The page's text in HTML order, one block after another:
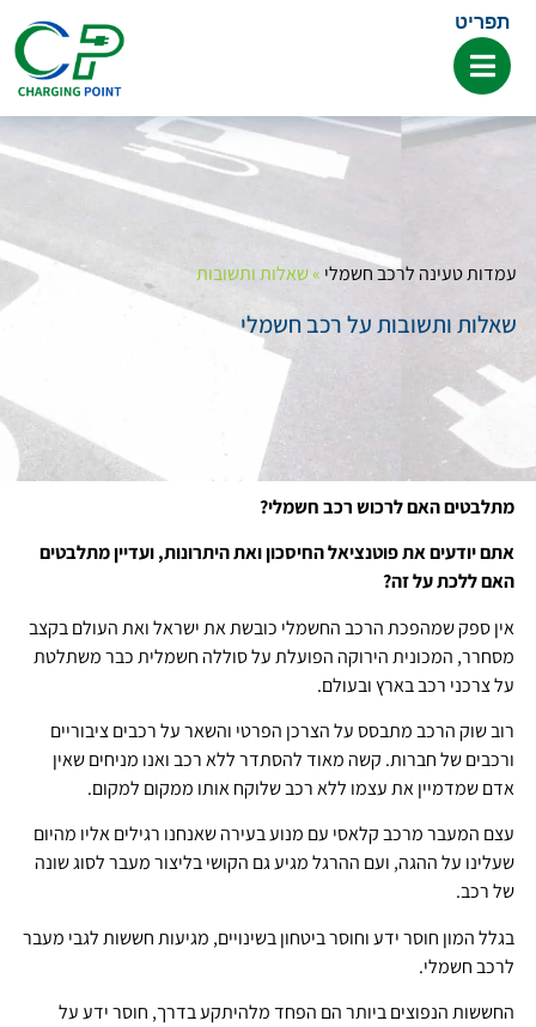
תפריט
עמדות טעינה לרכב חשמלי »שאלות ותשובות
שאלות ותשובות על רכב חשמלי
מתלבטים האם לרכוש רכב חשמלי?
אתםיודעים את פוטנציאל החיסכון ואת היתרונות, ועדיין מתלבטים
האם ללכת על זה?
אין ספק שמהפכת הרכב החשמלי כובשת את ישראל ואת העולם בקצב
מסחרר, המכונית הירוקה הפועלת על סוללה חשמלית כבר משתלטת
על צרכני רכב בארץ ובעולם.
רוב שוק הרכב מתבסס על הצרכן הפרטי והשאר על רכבים ציבוריים
ורכבים של חברות. קשה מאוד להסתדר ללא רכב ואנו מניחים שאין
אדם שמדמיין את עצמו ללא רכב שלוקח אותו ממקום למקום.
עצם המעבר מרכב קלאסי עם מנוע בעירה שאנחנו רגילים אליו מהיום
שעלינו על ההגה, ועם ההרגל מגיע גם הקושי בליצור מעבר לסוג שונה
של רכב.
בגלל המון חוסר ידע וחוסר ביטחון בשינויים, מגיעות חששות לגבי מעבר
לרכב חשמלי.
החששות הנפוצים ביותר הם הפחד מלהיתקע בדרך, חוסר ידע על